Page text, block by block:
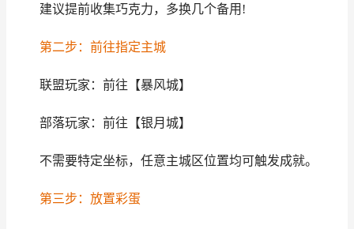
建议提前收集巧克力，多换几个备用!
第二步：前往指定主城
联盟玩家：前往【暴风城】
部落玩家：前往【银月城】
不需要特定坐标，任意主城区位置均可触发成就。
第三步：放置彩蛋